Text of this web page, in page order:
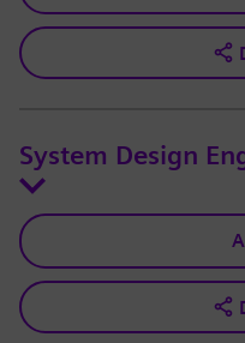
System Design